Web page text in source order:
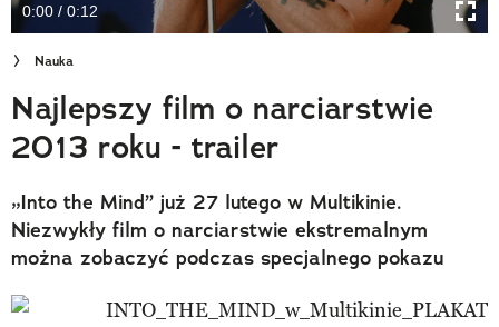
Cuda Polski
Wielki Konkurs Fotograficzny
Trendbook Podróżniczy
Polecane
0:00 / 0:12
Nauka
Najlepszy film o narciarstwie
2013 roku - trailer
„Into the Mind” już 27 lutego w Multikinie.
Niezwykły film o narciarstwie ekstremalnym
można zobaczyć podczas specjalnego pokazu